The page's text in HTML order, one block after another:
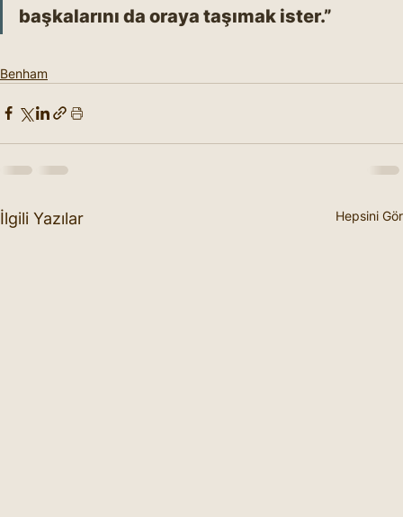
başkalarını da oraya taşımak ister.”
Benham
İlgili Yazılar Hepsini Gör